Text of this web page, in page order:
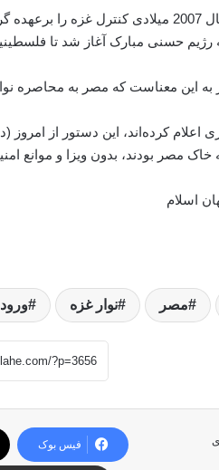
حماس در سال 2007 میلادی کنترل
رژیم حسنی مبارک آغاز شد تا
به این معناست که مصر به محاصره
اعلام کرده‌اند، این دستور از
خاک مصر بودند، بدون ویزا و موانع
اسلام
مصر نوار غزه
فیس بوک